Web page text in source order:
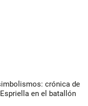
crónica de
en el batallón